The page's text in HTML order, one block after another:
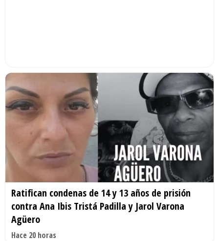
Ratifican condenas de 14 y 13 años de prisión
contra Ana Ibis Tristá Padilla y Jarol Varona
Agüero
Hace 20 horas